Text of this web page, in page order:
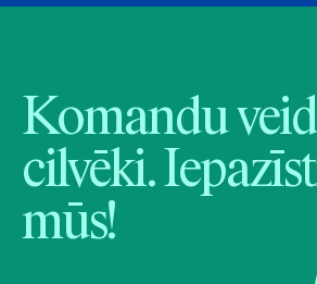
Komandu
cilvēki.
mūs!